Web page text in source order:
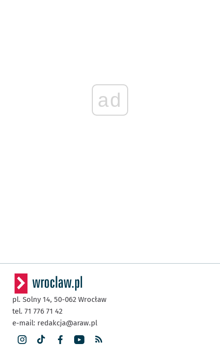
ad
pl. Solny 14, 50-062 Wrocław
tel. 71 776 71 42
e-mail: redakcja@araw.pl